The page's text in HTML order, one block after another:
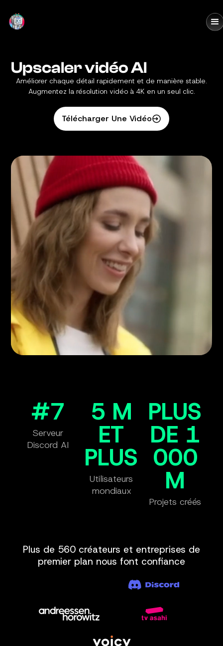
Upscaler vidéo AI
Améliorer chaque détail rapidement et de manière stable.
Augmentez la résolution vidéo à 4K en un seul clic.
Télécharger Une Vidéo
#7
Serveur
Discord AI
5 M
ET
PLUS
Utilisateurs
mondiaux
PLUS
DE 1
000
M
Projets créés
Plus de 560 créateurs et entreprises de
premier plan nous font confiance